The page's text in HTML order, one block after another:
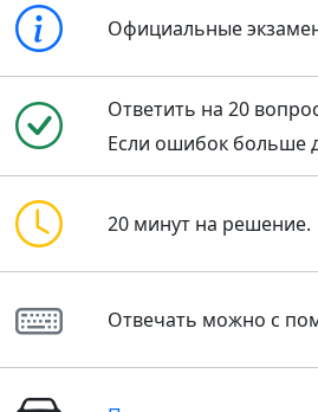
Официальные
Ответить на 20
Если ошибок больше
20 минут на решение.
Отвечать можно с